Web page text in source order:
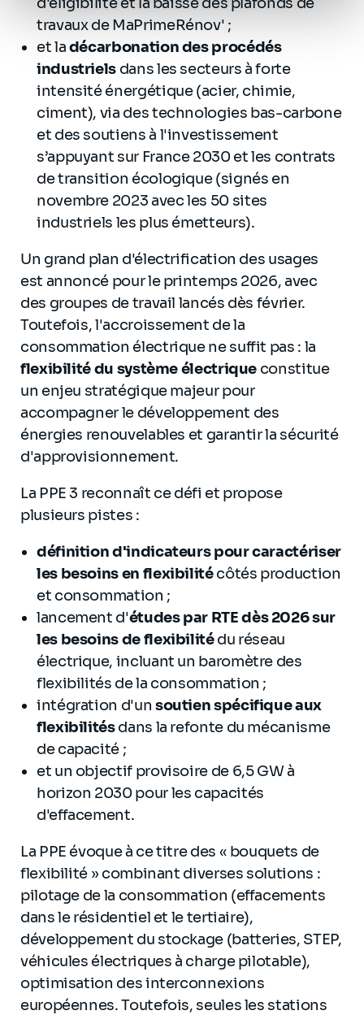
personnel
travaux de MaPrimeRénov' ;
et ladécarbonation des procédés
industriels dans les secteurs à forte
intensité énergétique (acier, chimie,
ciment), via des technologies bas-carbone
et des soutiens à l'investissement
s’appuyant sur France 2030 et les contrats
de transition écologique (signés en
novembre 2023 avec les 50 sites
industriels les plus émetteurs).
Un grand plan d'électrification des usages
est annoncé pour le printemps 2026, avec
des groupes de travail lancés dès février.
Toutefois, l'accroissement de la
consommation électrique ne suffit pas : la
flexibilité du système électrique constitue
un enjeu stratégique majeur pour
accompagner le développement des
énergies renouvelables et garantir la sécurité
d'approvisionnement.
La PPE 3 reconnaît ce défi et propose
plusieurs pistes :
définition d'indicateurs pour caractériser
les besoins en flexibilitécôtés production
et consommation ;
lancement d'études par RTE dès 2026 sur
les besoins de flexibilitédu réseau
électrique, incluant un baromètre des
flexibilités de la consommation ;
intégration d'un soutien spécifique aux
flexibilitésdans la refonte du mécanisme
de capacité ;
et un objectif provisoire de 6,5 GW à
horizon 2030 pour les capacités
d'effacement.
La PPE évoque à ce titre des « bouquets de
flexibilité » combinant diverses solutions :
pilotage de la consommation (effacements
dans le résidentiel et le tertiaire),
développement du stockage (batteries, STEP,
véhicules électriques à charge pilotable),
optimisation des interconnexions
européennes. Toutefois, seules les stations